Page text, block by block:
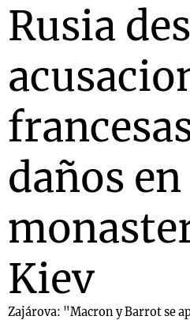
Rusia
daños en
Kiev
Zajárova: "Macron y Barrot se